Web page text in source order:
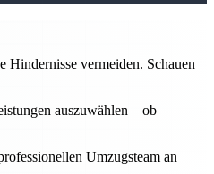
Hindernisse vermeiden. Schauen
auszuwählen – ob
Umzugsteam an